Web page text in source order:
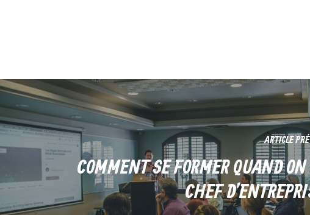
ARTICLE
COMMENT SE FORMER QUAND
CHEF